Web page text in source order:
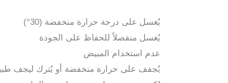
يُغسل على درجة حرارة منخفضة (30°)
يُغسل منفصلاً للحفاظ على الجودة
عدم استخدام المبيض
يُجفف على حرارة منخفضة أو يُترك ليجف